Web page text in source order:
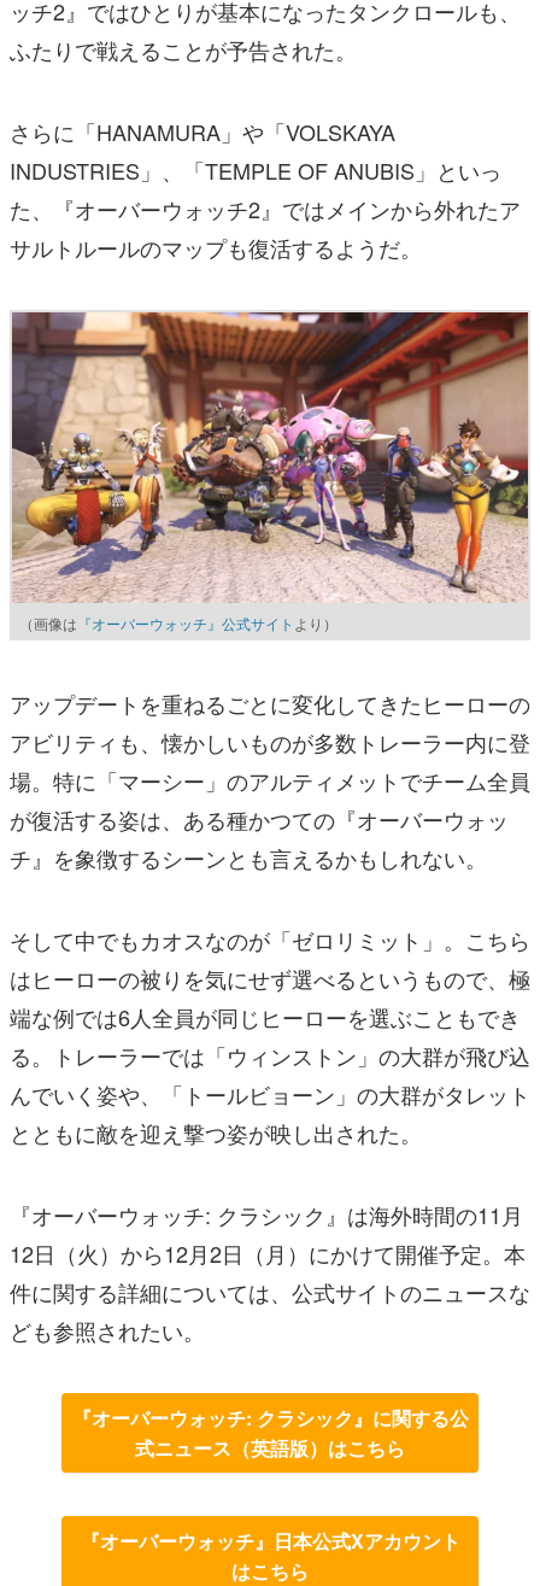
ッチ2』ではひとりが基本になったタンクロールも、
ふたりで戦えることが予告された。
さらに「HANAMURA」や「VOLSKAYA
INDUSTRIES」、「TEMPLE OF ANUBIS」といっ
た、『オーバーウォッチ2』ではメインから外れたア
サルトルールのマップも復活するようだ。
（画像は 『オーバーウォッチ』公式サイト より）
アップデートを重ねるごとに変化してきたヒーローの
アビリティも、懐かしいものが多数トレーラー内に登
場。特に「マーシー」のアルティメットでチーム全員
が復活する姿は、ある種かつての『オーバーウォッ
チ』を象徴するシーンとも言えるかもしれない。
そして中でもカオスなのが「ゼロリミット」。こちら
はヒーローの被りを気にせず選べるというもので、極
端な例では6人全員が同じヒーローを選ぶこともでき
る。トレーラーでは「ウィンストン」の大群が飛び込
んでいく姿や、「トールビョーン」の大群がタレット
とともに敵を迎え撃つ姿が映し出された。
『オーバーウォッチ: クラシック』は海外時間の11月
12日（火）から12月2日（月）にかけて開催予定。本
件に関する詳細については、公式サイトのニュースな
ども参照されたい。
『オーバーウォッチ: クラシック』に関する公
式ニュース（英語版）はこちら
『オーバーウォッチ』日本公式Xアカウント
はこちら